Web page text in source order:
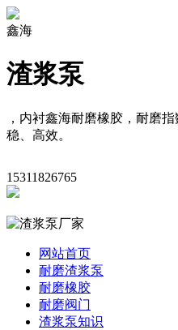
鑫海
渣浆泵
，内衬鑫海耐磨橡胶，耐磨
稳、高效。
15311826765
网站首页
耐磨渣浆泵
耐磨橡胶
耐磨阀门
渣浆泵知识